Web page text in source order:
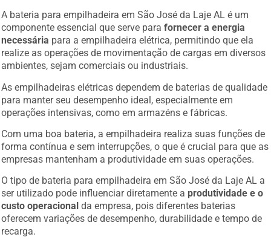
A bateria para empilhadeira em São José da Laje AL é um
componente essencial que serve parafornecer a energia
necessáriapara a empilhadeira elétrica, permitindo que ela
realize as operações de movimentação de cargas em diversos
ambientes, sejam comerciais ou industriais.
para manter seu desempenho ideal, especialmente em
operações intensivas, como em armazéns e fábricas.
Com uma boa bateria, a empilhadeira realiza suas funções de
forma contínua e sem interrupções, o que é crucial para que as
empresas mantenham a produtividade em suas operações.
O tipo de bateria para empilhadeira em São José da Laje AL a
ser utilizado pode influenciar diretamente a produtividade e o
custo operacional da empresa, pois diferentes baterias
oferecem variações de desempenho, durabilidade e tempo de
recarga.